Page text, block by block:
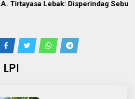
Tirtayasa Lebak: Disperindag Sebut